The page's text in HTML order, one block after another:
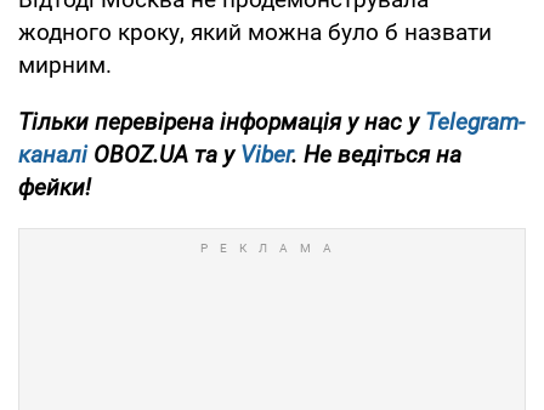
жодного кроку, який можна було б назвати
мирним.
Тільки перевірена інформація у нас уTelegram-
каналіOBOZ.UA та уViber. Не ведіться на
фейки!